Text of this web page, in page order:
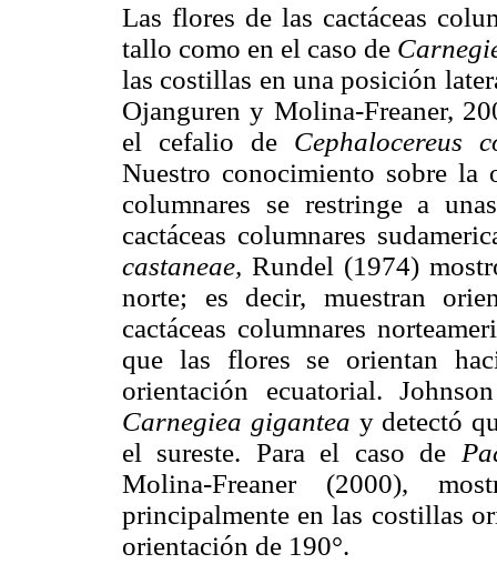
Las flores de las cactáceas
tallo como en el caso de
las costillas en una posición
Ojanguren y Molina-Freaner,
el cefalio de Cephalocereus
Nuestro conocimiento sobre la
columnares se restringe a
cactáceas columnares
castaneae, Rundel (1974)
norte; es decir, muestran
cactáceas columnares
que las flores se orientan
orientación ecuatorial.
Carnegiea gigantea y detectó
el sureste. Para el caso de
Molina-Freaner (2000),
principalmente en las costillas
orientación de 190°.